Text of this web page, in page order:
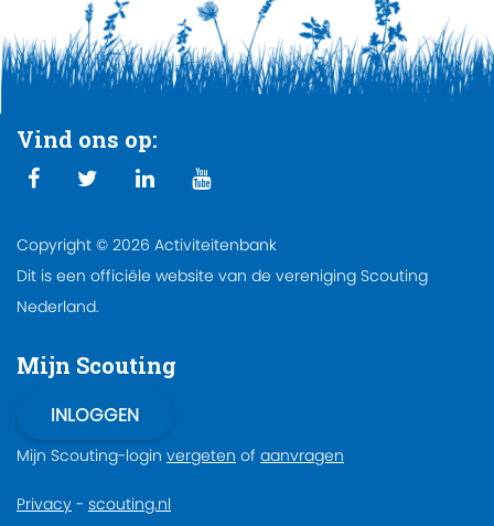
Vind ons op:
Copyright © 2026 Activiteitenbank
Dit is een officiële website van de vereniging Scouting
Nederland.
Mijn Scouting
Mijn Scouting-login vergeten of aanvragen
Privacy - scouting.nl